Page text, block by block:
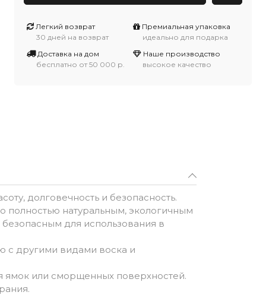
Легкий возврат
30 дней на возврат
Премиальная упаковка
идеально для подарка
Доставка на дом
бесплатно от 50 000 р.
Наше производство
высокое качество
долговечность и безопасность.
полностью натуральным, экологичным
для использования в
с другими видами воска и
ямок или сморщенных поверхностей.